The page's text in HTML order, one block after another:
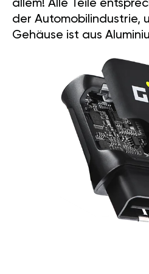
allem! Alle Teile
der Automobilindustrie,
Gehäuse ist aus